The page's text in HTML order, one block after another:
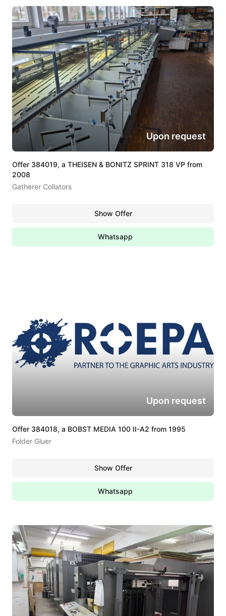
Offer 384019, a THEISEN & BONITZ SPRINT 318 VP from
2008
Gatherer Collators
Upon request
Show Offer
Whatsapp
Offer 384018, a BOBST MEDIA 100 II-A2 from 1995
Folder Gluer
Upon request
Show Offer
Whatsapp